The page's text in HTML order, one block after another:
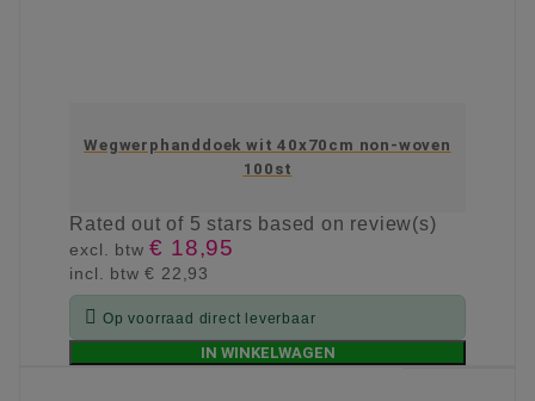
Wegwerphanddoek wit 40x70cm non-woven
100st
Ratedout of 5 stars based on review(s)
excl. btw€ 18,95
incl. btw€ 22,93
 Op voorraad direct leverbaar
IN WINKELWAGEN